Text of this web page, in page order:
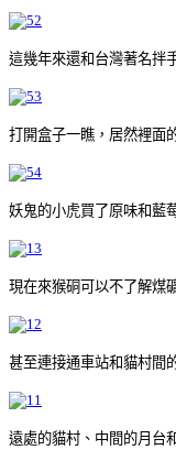
這幾年來還和台灣著名拌
打開盒子一瞧，居然裡面
妖鬼的小虎買了原味和藍
現在來猴硐可以不了解煤
甚至連接通車站和貓村間
遠處的貓村、中間的月台